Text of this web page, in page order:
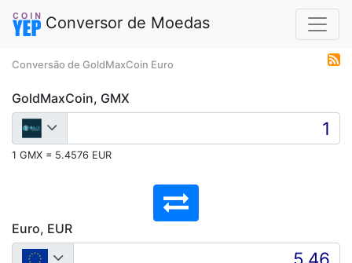
Conversor de Moedas
Conversão de GoldMaxCoin Euro
GoldMaxCoin, GMX
1 GMX = 5.4576 EUR
Euro, EUR